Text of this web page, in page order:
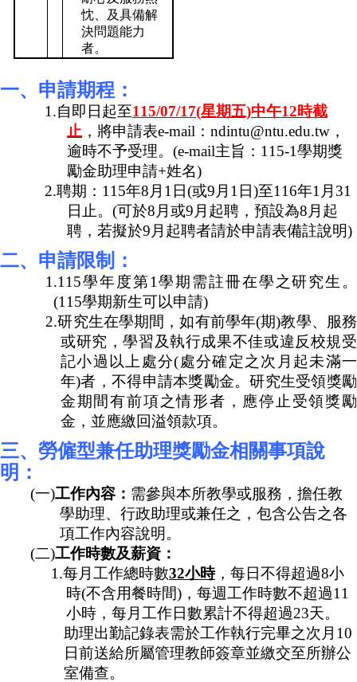
忱、及具備解
決問題能力
者。
一、申請期程：
1.自即日起至115/07/17(星期五)中午12時截
止 ，將申請表e-mail：ndintu@ntu.edu.tw，
逾時不予受理。(e-mail主旨：115-1學期獎
勵金助理申請+姓名)
2.聘期：115年8月1日(或9月1日)至116年1月31
日止。(可於8月或9月起聘，預設為8月起
聘，若擬於9月起聘者請於申請表備註說明)
二、申請限制：
1.115學年度第1學期需註冊在學之研究生。
(115學期新生可以申請)
2.研究生在學期間，如有前學年(期)教學、服務
或研究，學習及執行成果不佳或違反校規受
記小過以上處分(處分確定之次月起未滿一
年)者，不得申請本獎勵金。研究生受領獎勵
金期間有前項之情形者，應停止受領獎勵
金，並應繳回溢領款項。
三、勞僱型兼任助理獎勵金相關事項說
明：
(一)工作內容： 需參與本所教學或服務，擔任教
學助理、行政助理或兼任之，包含公告之各
項工作內容說明。
(二)工作時數及薪資：
1.每月工作總時數32小時，每日不得超過8小
時(不含用餐時間)，每週工作時數不超過11
小時，每月工作日數累計不得超過23天。
助理出勤記錄表需於工作執行完畢之次月10
日前送給所屬管理教師簽章並繳交至所辦公
室備查。